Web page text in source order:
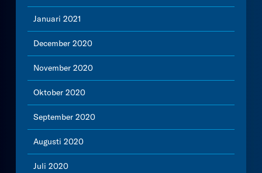
Januari 2021
December 2020
November 2020
Oktober 2020
September 2020
Augusti 2020
Juli 2020